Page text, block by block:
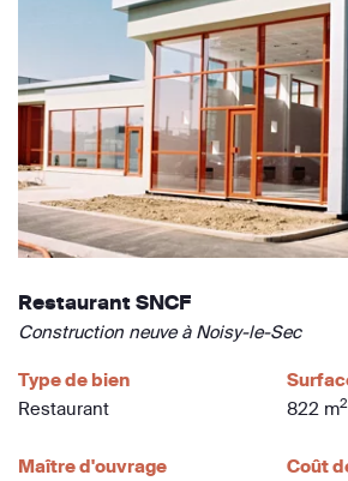
Restaurant SNCF
Construction neuve à Noisy-le-Sec
Type de bien
Restaurant
822 m2
Maître d'ouvrage
Coût